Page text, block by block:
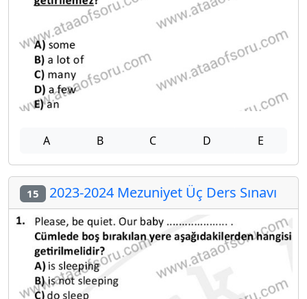
A B C D E
15 2023-2024 Mezuniyet Üç Ders Sınavı